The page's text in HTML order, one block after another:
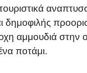
δημοφιλής
αμμουδιά στην
ποτάμι.